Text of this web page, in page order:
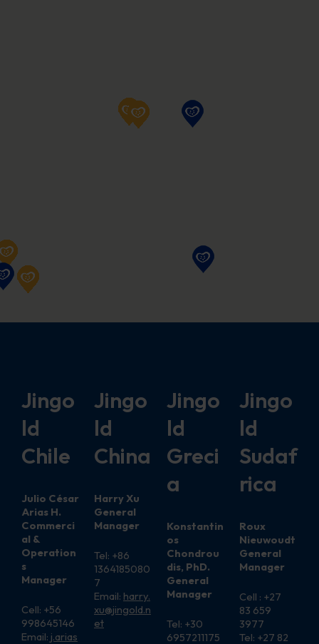
Jingo
ld
Chile
Julio César
Arias H.
Commerci
al &
Operation
s
Manager
Cell: +56
998645146
Email: j.arias
Jingo
ld
China
Harry Xu
General
Manager
Tel: +86
1364185080
7
Email: harry.
xu@jingold.n
et
Jingo
ld
Greci
a
Konstantin
os
Chondrou
dis, PhD.
General
Manager
Tel: +30
6957211175
Jingo
ld
Sudaf
rica
Roux
Nieuwoudt
General
Manager
Cell : +27
83 659
3977
Tel: +27 82